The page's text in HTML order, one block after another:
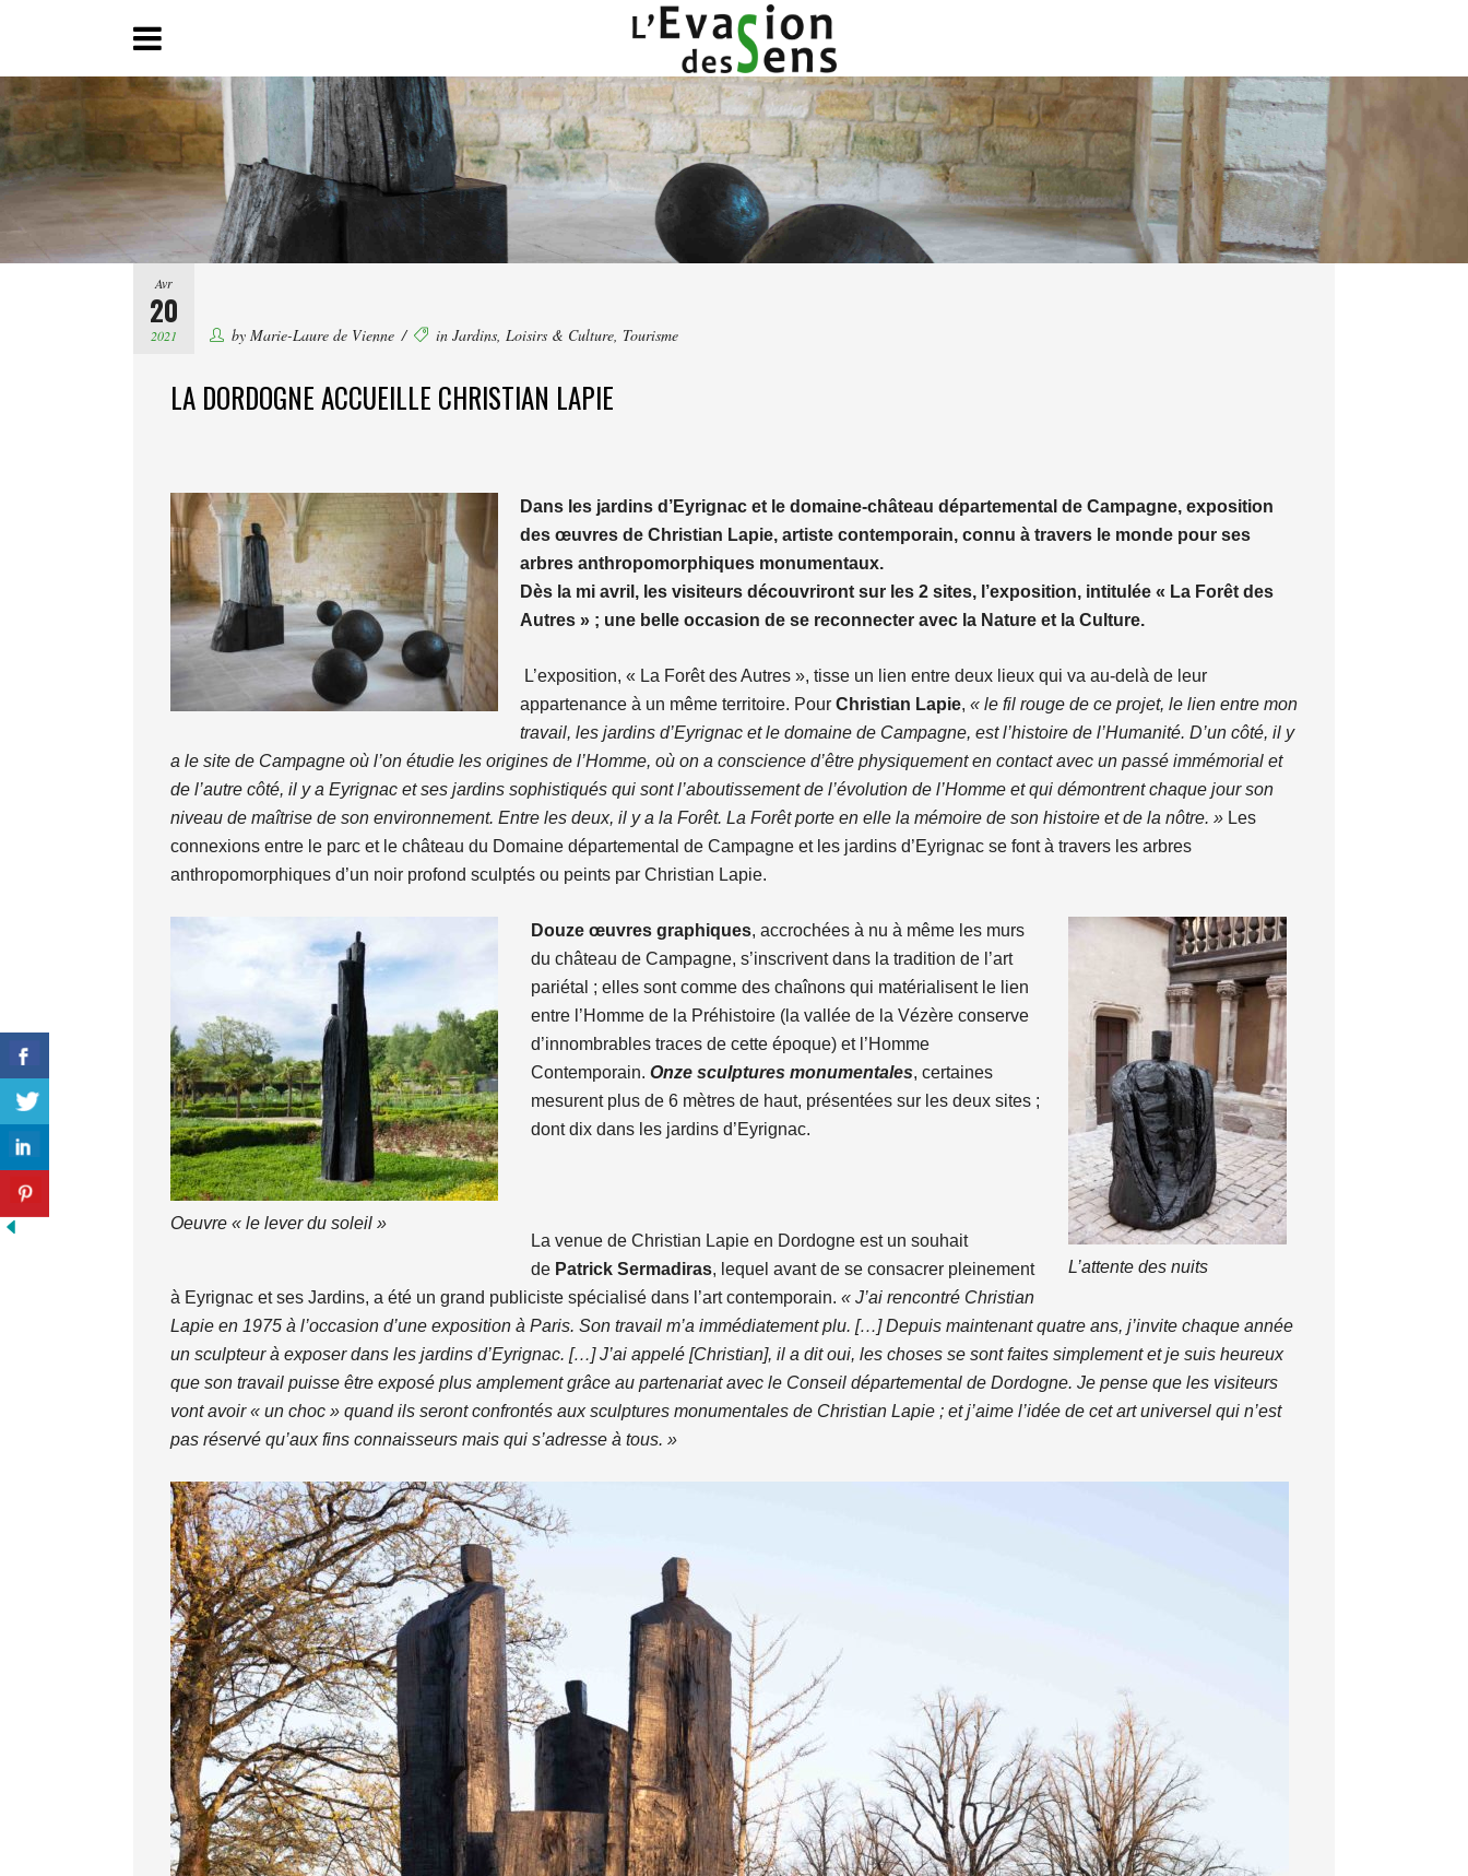
Avr
20
2021 by Marie-Laure de Vienne in Jardins, Loisirs & Culture, Tourisme
LA DORDOGNE ACCUEILLE CHRISTIAN LAPIE
Dans les jardins d’Eyrignac et le domaine-château départemental de Campagne, exposition
des œuvres de Christian Lapie, artiste contemporain, connu à travers le monde pour ses
arbres anthropomorphiques monumentaux.
Dès la mi avril , les visiteurs découvriront sur les 2 sites, l’exposition, intitulée « La Forêt des
Autres » ; une belle occasion de se reconnecter avec la Nature et la Culture.
L’exposition, « La Forêt des Autres », tisse un lien entre deux lieux qui va au-delà de leur
appartenance à un même territoire. Pour Christian Lapie, « le fil rouge de ce projet, le lien entre mon
travail, les jardins d’Eyrignac et le domaine de Campagne, est l’histoire de l’Humanité. D’un côté, il y
a le site de Campagne où l’on étudie les origines de l’Homme, où on a conscience d’être physiquement en contact avec un passé immémorial et
de l’autre côté, il y a Eyrignac et ses jardins sophistiqués qui sont l’aboutissement de l’évolution de l’Homme et qui démontrent chaque jour son
niveau de maîtrise de son environnement. Entre les deux, il y a la Forêt. La Forêt porte en elle la mémoire de son histoire et de la nôtre. » Les
connexions entre le parc et le château du Domaine départemental de Campagne et les jardins d’Eyrignac se font à travers les arbres
anthropomorphiques d’un noir profond sculptés ou peints par Christian Lapie.
L’attente des nuits
Oeuvre « le lever du soleil »
Douze œuvres graphiques, accrochées à nu à même les murs
du château de Campagne, s’inscrivent dans la tradition de l’art
pariétal ; elles sont comme des chaînons qui matérialisent le lien
entre l’Homme de la Préhistoire (la vallée de la Vézère conserve
d’innombrables traces de cette époque) et l’Homme
Contemporain. Onze sculptures monumentales, certaines
mesurent plus de 6 mètres de haut, présentées sur les deux sites ;
dont dix dans les jardins d’Eyrignac.
La venue de Christian Lapie en Dordogne est un souhait
de Patrick Sermadiras, lequel avant de se consacrer pleinement
à Eyrignac et ses Jardins, a été un grand publiciste spécialisé dans l’art contemporain. « J’ai rencontré Christian
Lapie en 1975 à l’occasion d’une exposition à Paris. Son travail m’a immédiatement plu. […] Depuis maintenant quatre ans, j’invite chaque année
un sculpteur à exposer dans les jardins d’Eyrignac. […] J’ai appelé [Christian], il a dit oui, les choses se sont faites simplement et je suis heureux
que son travail puisse être exposé plus amplement grâce au partenariat avec le Conseil départemental de Dordogne. Je pense que les visiteurs
vont avoir « un choc » quand ils seront confrontés aux sculptures monumentales de Christian Lapie ; et j’aime l’idée de cet art universel qui n’est
pas réservé qu’aux fins connaisseurs mais qui s’adresse à tous. »